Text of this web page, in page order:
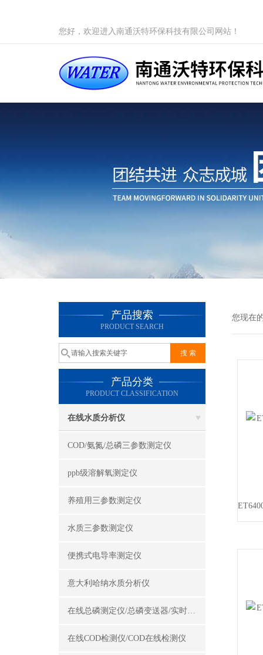
您好，欢迎进入南通沃特环保科技有限公司网站！
产品搜索
PRODUCT SEARCH
产品分类
PRODUCT CLASSIFICATION
在线水质分析仪
COD/氨氮/总磷三参数测定仪
ppb级溶解氧测定仪
养殖用三参数测定仪
水质三参数测定仪
便携式电导率测定仪
意大利哈纳水质分析仪
在线总磷测定仪/总磷变送器/实时总磷监测仪
在线COD检测仪/COD在线检测仪
您现在